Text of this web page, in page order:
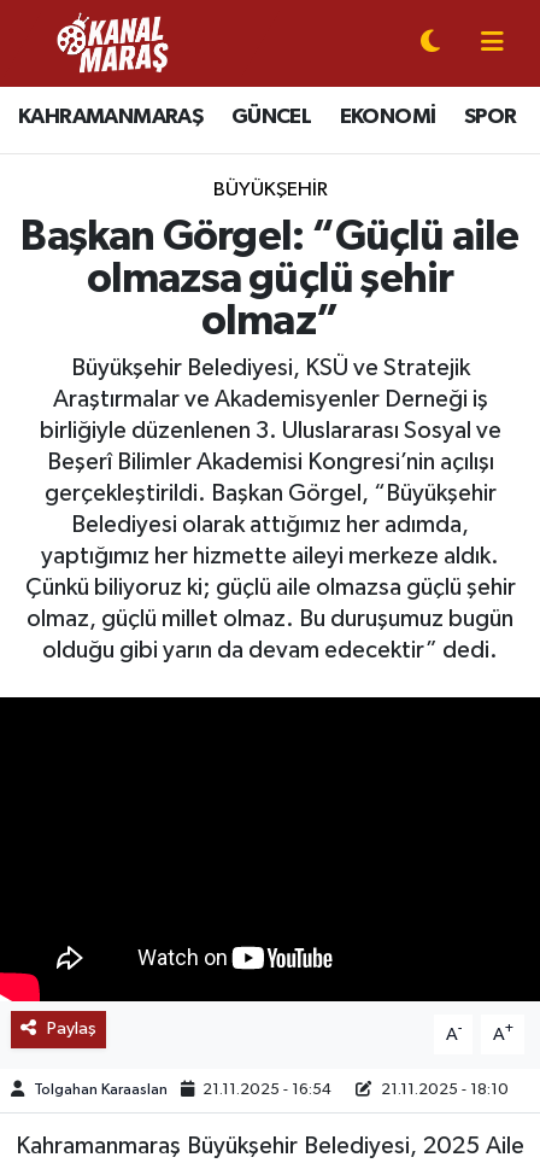
KAHRAMANMARAŞ GÜNCEL EKONOMİ SPOR
BÜYÜKŞEHİR
Başkan Görgel: “Güçlü aile
olmazsa güçlü şehir
olmaz”
Büyükşehir Belediyesi, KSÜ ve Stratejik
Araştırmalar ve Akademisyenler Derneği iş
birliğiyle düzenlenen 3. Uluslararası Sosyal ve
Beşerî Bilimler Akademisi Kongresi’nin açılışı
gerçekleştirildi. Başkan Görgel, “Büyükşehir
Belediyesi olarak attığımız her adımda,
yaptığımız her hizmette aileyi merkeze aldık.
Çünkü biliyoruz ki; güçlü aile olmazsa güçlü şehir
olmaz, güçlü millet olmaz. Bu duruşumuz bugün
olduğu gibi yarın da devam edecektir” dedi.
Paylaş A- A+
Tolgahan Karaaslan 21.11.2025 - 16:54 21.11.2025 - 18:10
Kahramanmaraş Büyükşehir Belediyesi, 2025 Aile
CANLI YAYIN
KAHRAMANMARAŞ
SPOR
EKONOMİ
GÜNDEM
MAGAZİN
SAĞLIK
EĞİTİM
TREND
MEDYA
TEKNOLOJİ
Kahramanmaraş Nöbetçi Eczaneler
Kahramanmaraş Hava Durumu
Kahramanmaraş Trafik Yoğunluk Haritası
Süper Lig Puan Durumu ve Fikstür
Tüm Manşetler
Son Dakika Haberleri
Haber Arşivi